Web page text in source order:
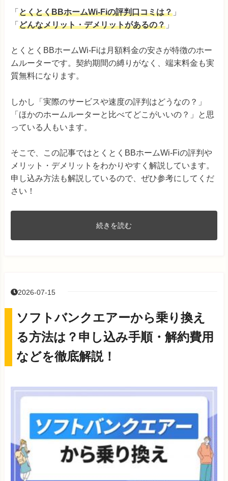
「 とくとくBBホームWi-Fiの評判口コミは？ 」
「 どんなメリット・デメリットがあるの？ 」
とくとくBBホームWi-Fiは月額料金の安さが特徴のホー
ムルーターです。契約期間の縛りがなく、端末料金も実
質無料になります。
しかし「実際のサービスや速度の評判はどうなの？」
「ほかのホームルーターと比べてどこがいいの？」と思
っている人もいます。
そこで、この記事ではとくとくBBホームWi-Fiの評判や
メリット・デメリットをわかりやすく解説しています。
申し込み方法も解説しているので、ぜひ参考にしてくだ
さい！
続きを読む
2026-07-15
ソフトバンクエアーから乗り換え
る方法は？申し込み手順・解約費用
などを徹底解説！